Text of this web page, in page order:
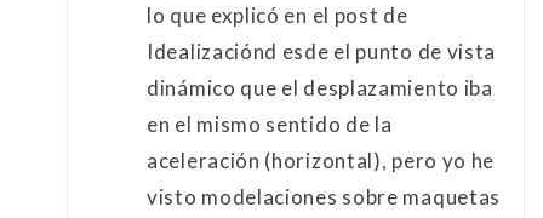
lo que explicó en el post de
Idealizaciónd esde el punto de vista
dinámico que el desplazamiento iba
en el mismo sentido de la
aceleración (horizontal), pero yo he
visto modelaciones sobre maquetas